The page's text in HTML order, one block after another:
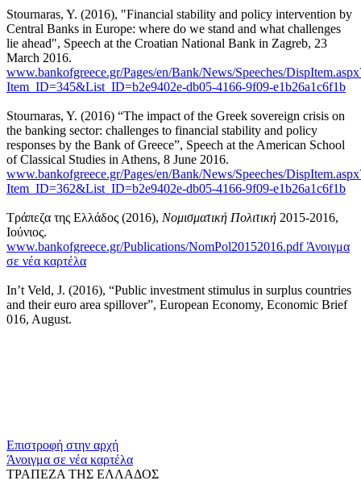
Stournaras, Y. (2016), "Financial stability and policy intervention by
Central Banks in Europe: where do we stand and what challenges
lie ahead", Speech at the Croatian National Bank in Zagreb, 23
March 2016.
www.bankofgreece.gr/Pages/en/Bank/News/Speeches/
Item_ID=345&List_ID=b2e9402e-db05-4166-9f09-e1b26a1c6f1b
Stournaras, Y. (2016) “The impact of the Greek sovereign crisis on
the banking sector: challenges to financial stability and policy
responses by the Bank of Greece”, Speech at the American School
of Classical Studies in Athens, 8 June 2016.
www.bankofgreece.gr/Pages/en/Bank/News/Speeches/
Item_ID=362&List_ID=b2e9402e-db05-4166-9f09-e1b26a1c6f1b
Τράπεζα της Ελλάδος (2016), Νομισματική Πολιτική 2015-2016,
Ιούνιος.
www.bankofgreece.gr/Publications/NomPol20152016.pdfΆνοιγμα
σε νέα καρτέλα
In’t Veld, J. (2016), “Public investment stimulus in surplus countries
and their euro area spillover”, European Economy, Economic Brief
016, August.
Επιστροφή στην αρχή
Άνοιγμα σε νέα καρτέλα
ΤΡΑΠΕΖΑ ΤΗΣ ΕΛΛΑΔΟΣ